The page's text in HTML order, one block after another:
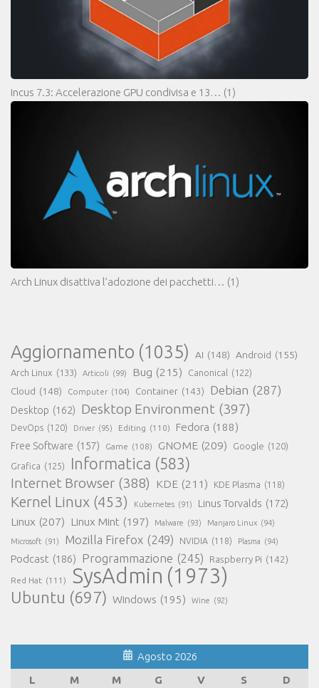
Incus 7.3: Accelerazione GPU condivisa e 13… (1)
Arch Linux disattiva l’adozione dei pacchetti… (1)
Aggiornamento (1035) AI (148) Android (155)
Arch Linux (133) Articoli (99) Bug (215) Canonical (122)
Cloud (148) Computer (104) Container (143) Debian (287)
Desktop (162) Desktop Environment (397)
DevOps (120) Driver (95) Editing (110) Fedora (188)
Free Software (157) Game (108) GNOME (209) Google (120)
Grafica (125) Informatica (583)
Internet Browser (388) KDE (211) KDE Plasma (118)
Kernel Linux (453) Kubernetes (91) Linus Torvalds (172)
Linux (207) Linux Mint (197) Malware (93) Manjaro Linux (94)
Microsoft (91) Mozilla Firefox (249) NVIDIA (118) Plasma (94)
Podcast (186) Programmazione (245) Raspberry Pi (142)
Red Hat (111) SysAdmin (1973)
Ubuntu (697) Windows (195) Wine (92)
Agosto 2026
L
M M G V S
D